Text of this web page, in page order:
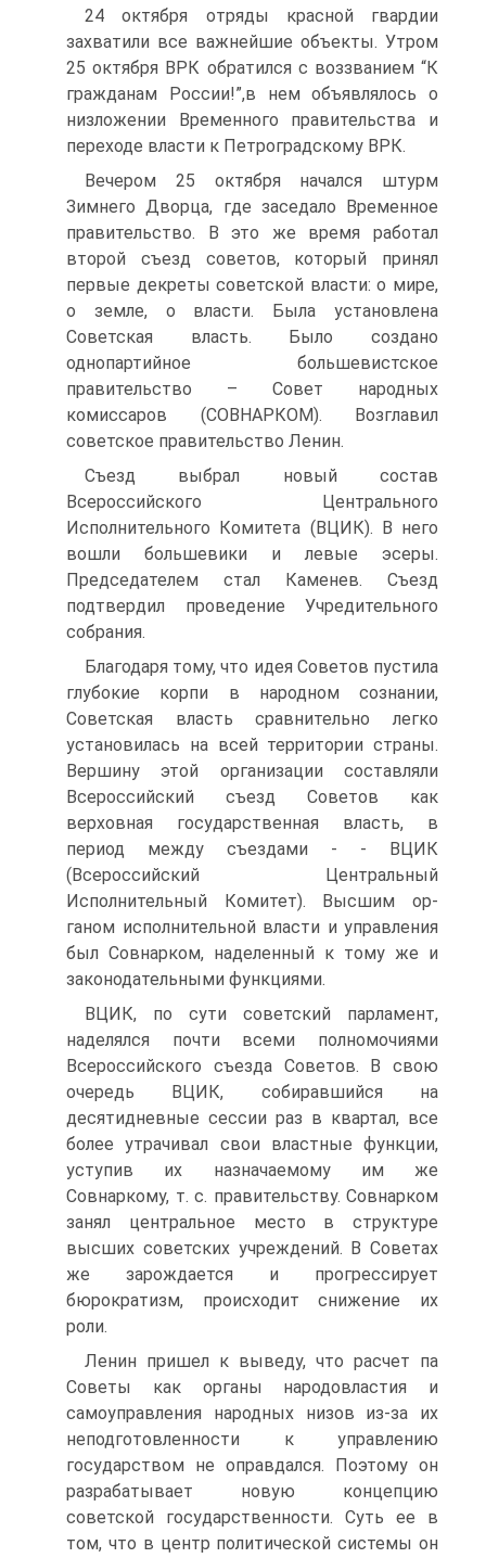
24 октября отряды красной гвардии
захватили все важнейшие объекты. Утром
25 октября ВРК обратился с воззванием “К
гражданам России!”,в нем объявлялось о
низложении Временного правительства и
переходе власти к Петроградскому ВРК.
Вечером 25 октября начался штурм
Зимнего Дворца, где заседало Временное
правительство. В это же время работал
второй съезд советов, который принял
первые декреты советской власти: о мире,
о земле, о власти. Была установлена
Советская власть. Было создано
однопартийное большевистское
правительство – Совет народных
комиссаров (СОВНАРКОМ). Возглавил
советское правительство Ленин.
Съезд выбрал новый состав
Всероссийского Центрального
Исполнительного Комитета (ВЦИК). В него
вошли большевики и левые эсеры.
Председателем стал Каменев. Съезд
подтвердил проведение Учредительного
собрания.
Благодаря тому, что идея Советов пустила
глубокие корпи в народном сознании,
Советская власть сравнительно легко
устано­вилась на всей территории страны.
Вершину этой организации со­ставляли
Всероссийский съезд Советов как
верховная государст­венная власть, в
период между съездами - - ВЦИК
(Всероссийский Центральный
Исполнительный Комитет). Высшим ор­
ганом исполнительной власти и управления
был Совнарком, наде­ленный к тому же и
законодательными функциями.
ВЦИК, по сути советский парламент,
наделялся почти всеми полномочиями
Всероссийского съезда Со­ветов. В свою
очередь ВЦИК, собиравшийся на
десятидневные сес­сии раз в квартал, все
более утрачивал свои властные функции,
уступив их назначаемому им же
Совнаркому, т. с. правительству. Совнарком
занял центральное место в структуре
высших совет­ских учреждений. В Советах
же зарождается и прогрессирует
бюрократизм, про­исходит снижение их
роли.
Ленин пришел к выведу, что расчет па
Советы как органы на­родовластия и
самоуправления народных низов из-за их
неподго­товленности к управлению
государством не оправдался. Поэтому он
разрабатывает новую концепцию
советской государственности. Суть ее в
том, что в центр политической системы он